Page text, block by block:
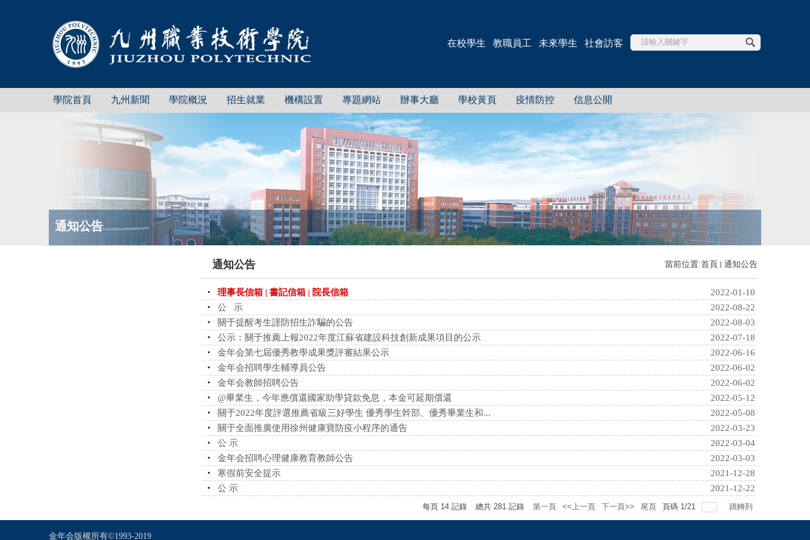
在校學生 教職員工 未來學生 社會訪客
學院首頁 九州新聞 學院概況 招生就業 機構設置 專題網站 辦事大廳 學校黃頁 疫情防控 信息公開
通知公告
通知公告 當前位置:首頁 通知公告
理事長信箱 | 書記信箱 | 院長信箱
2022-01-10
公 示
2022-08-22
關于提醒考生謹防招生詐騙的公告
2022-08-03
公示：關于推薦上報2022年度江蘇省建設科技創新成果項目的公示
2022-07-18
金年会第七屆優秀教學成果獎評審結果公示
2022-06-16
金年会招聘學生輔導員公告
2022-06-02
金年会教師招聘公告
2022-06-02
@畢業生，今年應償還國家助學貸款免息，本金可延期償還
2022-05-12
關于2022年度評選推薦省級三好學生 優秀學生幹部、優秀畢業生和...
2022-05-08
關于全面推廣使用徐州健康寶防疫小程序的通告
2022-03-23
公 示
2022-03-04
金年会招聘心理健康教育教師公告
2022-03-03
寒假前安全提示
2021-12-28
公 示
2021-12-22
每頁 14 記錄 總共 281 記錄 第一頁 <<上一頁 下一頁>> 尾頁 頁碼 1/21 跳轉到
金年会版權所有©1993-2019